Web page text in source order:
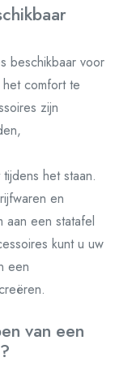
beschikbaar voor
comfort te
zijn
het staan.
en
aan een statafel
kunt u uw
een
van een